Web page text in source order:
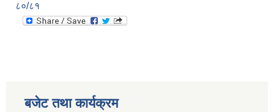
८०/८१
बजेट तथा कार्यक्रम